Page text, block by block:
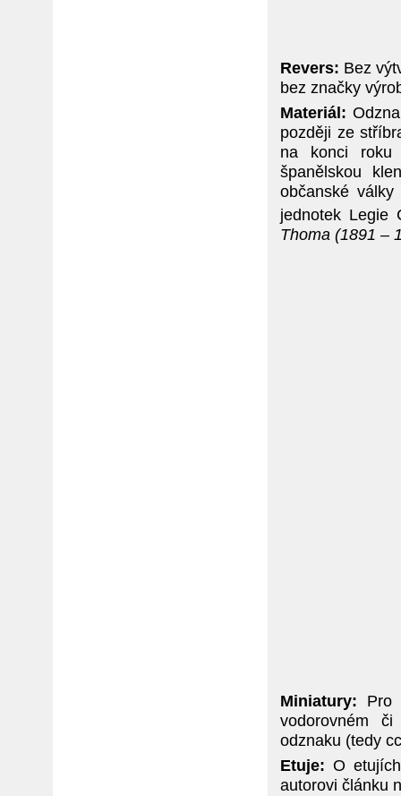
Revers: Bez
bez značky
Materiál:
později ze
na konci roku
španělskou
občanské
jednotek Legie
Thoma (1891 –
Miniatury: Pro
vodorovném
odznaku (tedy
Etuje: O
autorovi článku